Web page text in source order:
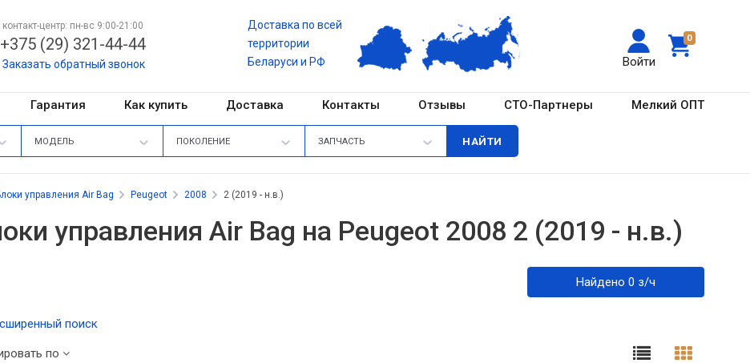
0
Войти
контакт-центр: пн-вс 9:00-21:00
+375 (29) 321-44-44
Заказать обратный звонок
Доставка по всей
территории
Беларуси и РФ
Гарантия Как купить Доставка Контакты Отзывы СТО-Партнеры Мелкий ОПТ
МОДЕЛЬ ПОКОЛЕНИЕ ЗАПЧАСТЬ
управления Air Bag Peugeot 2008 2 (2019 - н.в.)
управления Air Bag на Peugeot 2008 2 (2019 - н.в.)
Найдено 0 з/ч
поиск
по